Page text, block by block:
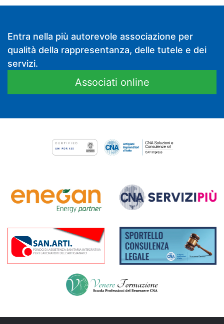
Entra nella più autorevole associazione per
qualità della rappresentanza, delle tutele e dei
servizi.
Associati online